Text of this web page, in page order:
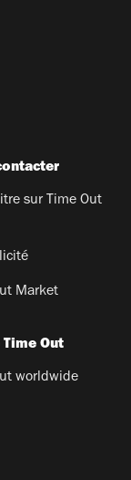
sur Time Out
Market
Out
worldwide